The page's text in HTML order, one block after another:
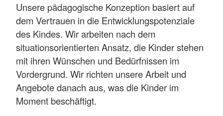
Unsere pädagogische Konzeption basiert auf
dem Vertrauen in die Entwicklungspotenziale
des Kindes. Wir arbeiten nach dem
situationsorientierten Ansatz, die Kinder stehen
mit ihren Wünschen und Bedürfnissen im
Vordergrund. Wir richten unsere Arbeit und
Angebote danach aus, was die Kinder im
Moment beschäftigt.